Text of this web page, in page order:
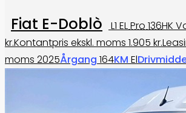
Fiat E-Doblò L1 EL Pro 136HK
kr.Kontantpris ekskl. moms 1.905 kr.
moms 2025Årgang 164KM El